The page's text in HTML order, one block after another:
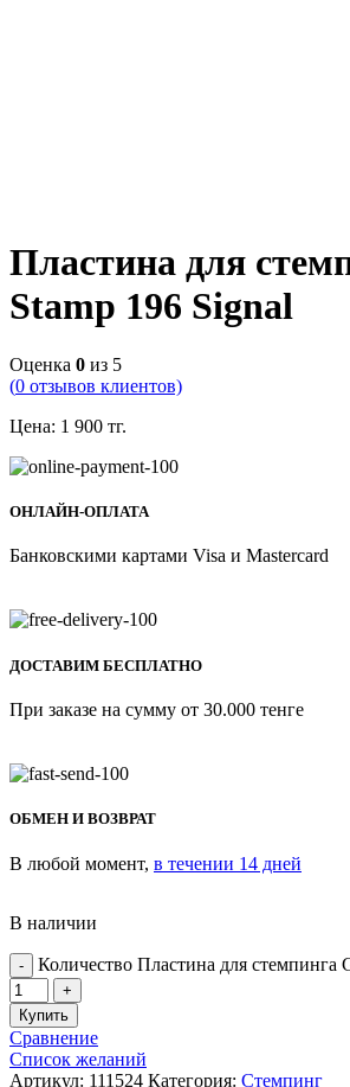
Пластина для
Stamp 196 Signal
Оценка 0 из 5
(0 отзывов клиентов)
Цена: 1 900 тг.
ОНЛАЙН-ОПЛАТА
Банковскими картами Visa и Mastercard
ДОСТАВИМ БЕСПЛАТНО
При заказе на сумму от 30.000 тенге
ОБМЕН И ВОЗВРАТ
В любой момент, в течении 14 дней
В наличии
Количество Пластина для стемпинга
Купить
Сравнение
Список желаний
Артикул: 111524 Категория: Стемпинг